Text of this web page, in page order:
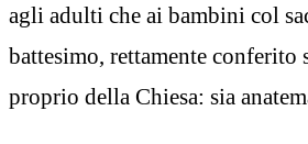
agli adulti che ai bambini col
battesimo, rettamente conferito
proprio della Chiesa: sia